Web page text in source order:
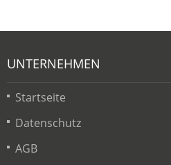
UNTERNEHMEN
Startseite
Datenschutz
AGB